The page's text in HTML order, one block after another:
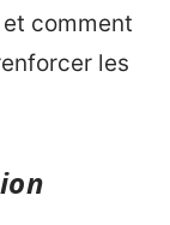
comment
les